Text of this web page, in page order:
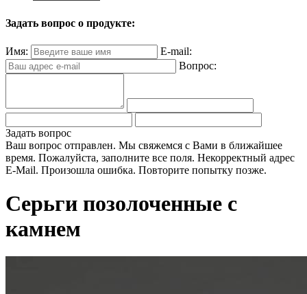
Задать вопрос о продукте:
Имя:
E-mail:
Вопрос:
Задать вопрос
Ваш вопрос отправлен. Мы свяжемся с Вами в ближайшее
время. Пожалуйста, заполните все поля. Некорректный адрес
E-Mail. Произошла ошибка. Повторите попытку позже.
Серьги позолоченные с
камнем